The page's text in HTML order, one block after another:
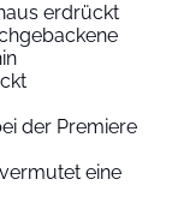
erdrückt
der Premiere
eine